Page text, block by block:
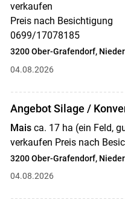
verkaufen
Preis nach Besichtigung
0699/17078185
3200 Ober-Grafendorf,
04.08.2026
Angebot Silage /
Maisca. 17 ha (ein Feld,
verkaufen Preis nach
3200 Ober-Grafendorf,
04.08.2026